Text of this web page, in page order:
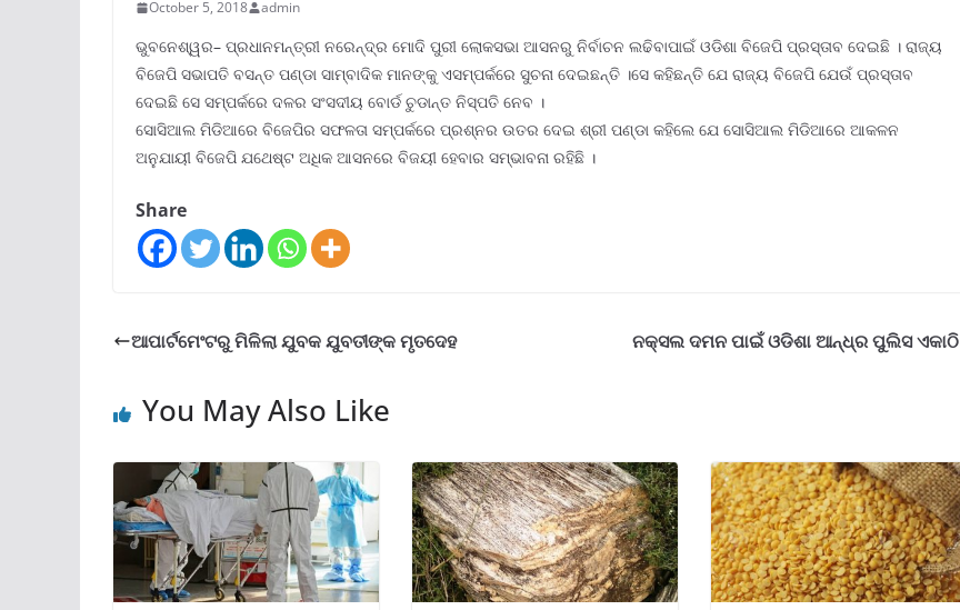
October 5, 2018 admin
ଭୁବନେଶ୍ୱର– ପ୍ରଧାନମନ୍ତ୍ରୀ ନରେନ୍ଦ୍ର ମୋଦି ପୁରୀ ଲୋକସଭା ଆସନରୁ ନିର୍ବାଚନ ଲଢିବାପାଇଁ ଓଡିଶା ବିଜେପି ପ୍ରସ୍ତାବ ଦେଇଛି । ରାଜ୍ୟ
ବିଜେପି ସଭାପତି ବସନ୍ତ ପଣ୍ଡା ସାମ୍ବାଦିକ ମାନଙ୍କୁ ଏସମ୍ପର୍କରେ ସୁଚନା ଦେଇଛନ୍ତି ।ସେ କହିଛନ୍ତି ଯେ ରାଜ୍ୟ ବିଜେପି ଯେଉଁ ପ୍ରସ୍ତାବ
ଦେଇଛି ସେ ସମ୍ପର୍କରେ ଦଳର ସଂସଦୀୟ ବୋର୍ଡ ଚୁଡାନ୍ତ ନିସ୍ପତି ନେବ ।
ସୋସିଆଲ ମିଡିଆରେ ବିଜେପିର ସଫଳତା ସମ୍ପର୍କରେ ପ୍ରଶ୍ନର ଉତର ଦେଇ ଶ୍ରୀ ପଣ୍ଡା କହିଲେ ଯେ ସୋସିଆଲ ମିଡିଆରେ ଆକଳନ
ଅନୁଯାୟୀ ବିଜେପି ଯଥେଷ୍ଟ ଅଧିକ ଆସନରେ ବିଜୟୀ ହେବାର ସମ୍ଭାବନା ରହିଛି ।
Share
ଆପାର୍ଟମେଂଟରୁ ମିଳିଲା ଯୁବକ ଯୁବତୀଙ୍କ ମୃତଦେହ ନକ୍ସଲ ଦମନ ପାଇଁ ଓଡିଶା ଆନ୍ଧ୍ର ପୁଲିସ ଏକାଠି
You May Also Like